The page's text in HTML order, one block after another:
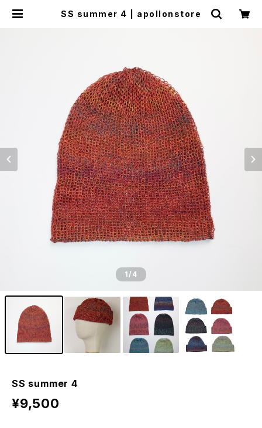
SS summer 4 | apollonstore
1/4
SS summer 4
¥9,500